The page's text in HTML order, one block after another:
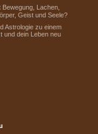
Lachen,
Geist und Seele?
Astrologie zu einem
und dein Leben neu